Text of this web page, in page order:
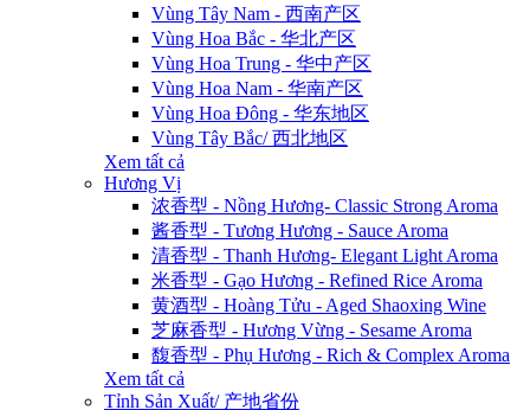
Vùng Tây Nam - 西南产区
Vùng Hoa Bắc - 华北产区
Vùng Hoa Trung - 华中产区
Vùng Hoa Nam - 华南产区
Vùng Hoa Đông - 华东地区
Vùng Tây Bắc/ 西北地区
Xem tất cả
Hương Vị
浓香型 - Nồng Hương- Classic Strong Aroma
酱香型 - Tương Hương - Sauce Aroma
清香型 - Thanh Hương- Elegant Light Aroma
米香型 - Gạo Hương - Refined Rice Aroma
黄酒型 - Hoàng Tửu - Aged Shaoxing Wine
芝麻香型 - Hương Vừng - Sesame Aroma
馥香型 - Phụ Hương - Rich & Complex Aroma
Xem tất cả
Tỉnh Sản Xuất/ 产地省份